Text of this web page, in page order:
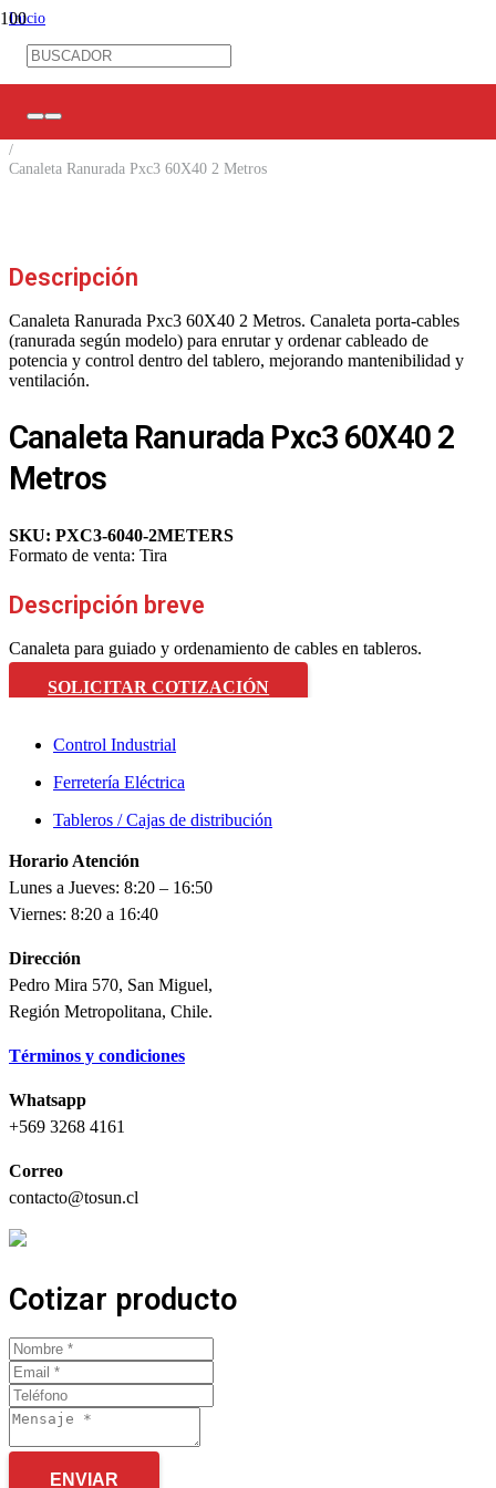
Inicio
Ferretería Eléctrica
/
Canaleta Ranurada Pxc3 60X40 2 Metros
Descripción
Canaleta Ranurada Pxc3 60X40 2 Metros. Canaleta porta-cables
(ranurada según modelo) para enrutar y ordenar cableado de
potencia y control dentro del tablero, mejorando mantenibilidad y
ventilación.
Canaleta Ranurada Pxc3 60X40 2
Metros
SKU: PXC3-6040-2METERS
Formato de venta: Tira
Descripción breve
Canaleta para guiado y ordenamiento de cables en tableros.
SOLICITAR COTIZACIÓN
Control Industrial
Ferretería Eléctrica
Tableros / Cajas de distribución
Horario Atención
Lunes a Jueves: 8:20 – 16:50
Viernes: 8:20 a 16:40
Dirección
Pedro Mira 570, San Miguel,
Región Metropolitana, Chile.
Términos y condiciones
Whatsapp
+569 3268 4161
Correo
contacto@tosun.cl
Cotizar producto
ENVIAR